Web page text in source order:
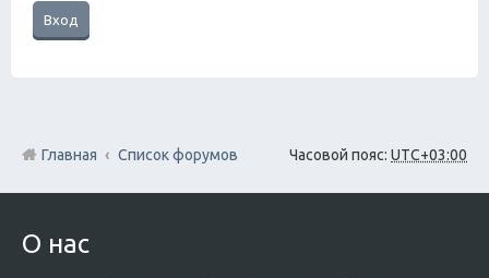
Часовой пояс: UTC+03:00
Главная Список форумов
О нас